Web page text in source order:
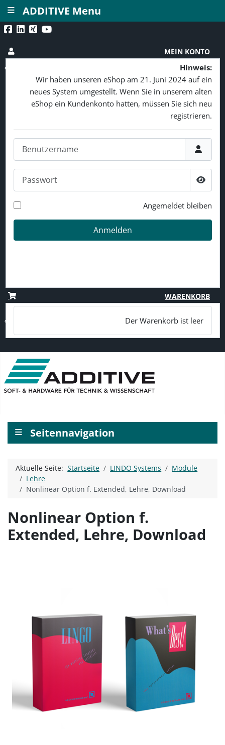
MEIN KONTO
Hinweis:
Wir haben unseren eShop am 21. Juni 2024 auf ein
neues System umgestellt. Wenn Sie in unserem alten
eShop ein Kundenkonto hatten, müssen Sie sich neu
registrieren.
Angemeldet bleiben
Anmelden
WARENKORB
Der Warenkorb ist leer
Seitennavigation
≡
Aktuelle Seite:Startseite LINDO Systems
Module
Lehre
Nonlinear Option f. Extended, Lehre, Download
Nonlinear Option f.
Extended, Lehre, Download
ADDITIVE Menu
≡